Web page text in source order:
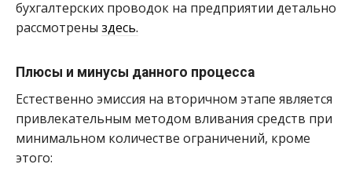
бухгалтерских проводок на предприятии детально
рассмотрены здесь.
Плюсы и минусы данного процесса
Естественно эмиссия на вторичном этапе является
привлекательным методом вливания средств при
минимальном количестве ограничений, кроме
этого: